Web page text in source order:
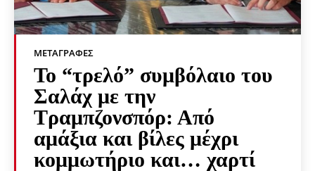
ΜΕΤΑΓΡΑΦΈΣ
Το “τρελό” συμβόλαιο του
Σαλάχ με την
Τραμπζονσπόρ: Από
αμάξια και βίλες μέχρι
κομμωτήριο και… χαρτί